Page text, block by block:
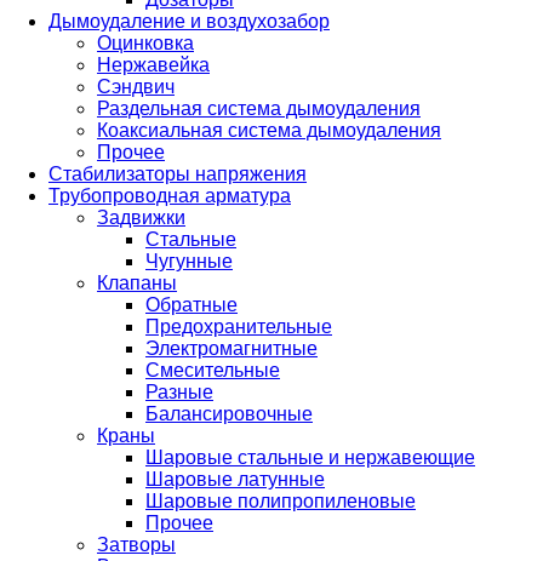
Дымоудаление и воздухозабор
Оцинковка
Нержавейка
Сэндвич
Раздельная система дымоудаления
Коаксиальная система дымоудаления
Прочее
Стабилизаторы напряжения
Трубопроводная арматура
Задвижки
Стальные
Чугунные
Клапаны
Обратные
Предохранительные
Электромагнитные
Смесительные
Разные
Балансировочные
Краны
Шаровые стальные и нержавеющие
Шаровые латунные
Шаровые полипропиленовые
Прочее
Затворы